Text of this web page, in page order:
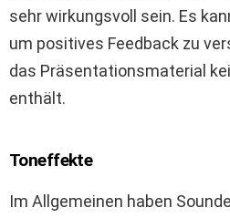
sehr wirkungsvoll sein. Es
um positives Feedback zu
das Präsentationsmaterial
enthält.
Toneffekte
Im Allgemeinen haben